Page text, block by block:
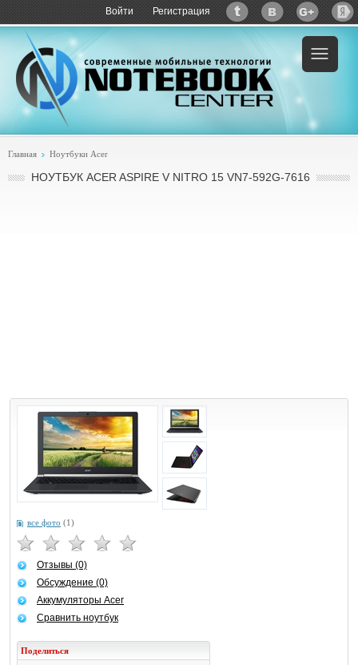
Войти Регистрация
Главная Ноутбуки Acer
НОУТБУК ACER ASPIRE V NITRO 15 VN7-592G-7616
все фото (1)
Отзывы (0)
Обсуждение (0)
Аккумуляторы Acer
Сравнить ноутбук
Поделиться